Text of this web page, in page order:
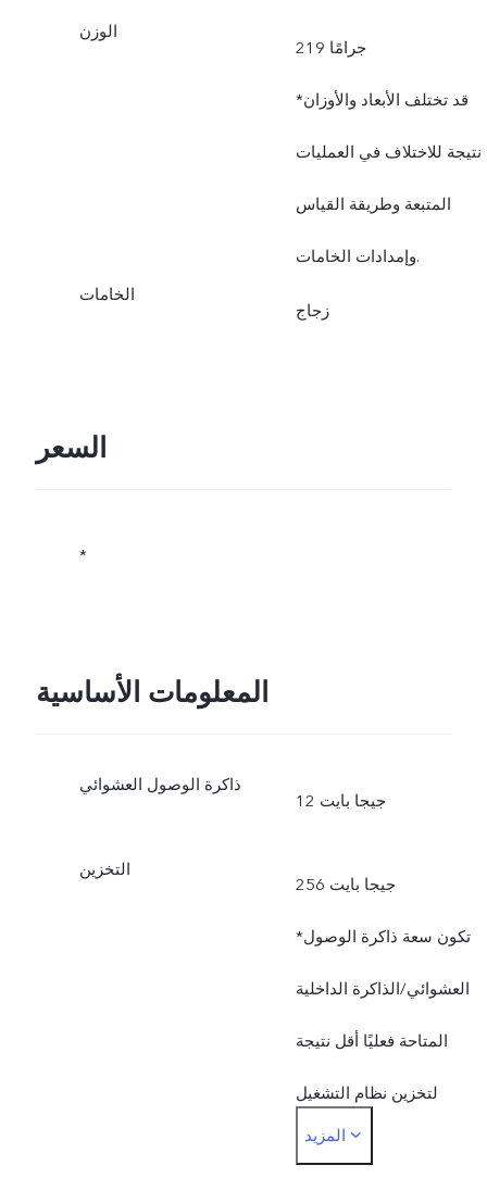
الوزن
219 جرامًا
*قد تختلف الأبعاد والأوزان
نتيجة للاختلاف في العمليات
المتبعة وطريقة القياس
وإمدادات الخامات.
الخامات
زجاج
السعر
*
المعلومات الأساسية
ذاكرة الوصول العشوائي
12 جيجا بايت
التخزين
256 جيجا بايت
*تكون سعة ذاكرة الوصول
العشوائي/الذاكرة الداخلية
المتاحة فعليًا أقل نتيجة
لتخزين نظام التشغيل
المزيد